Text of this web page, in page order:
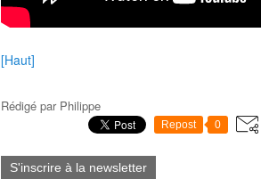
[Haut]
Rédigé par Philippe
Repost 0
S'inscrire à la newsletter